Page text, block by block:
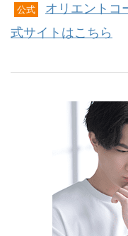
公式
オリエントコ
式サイトはこちら